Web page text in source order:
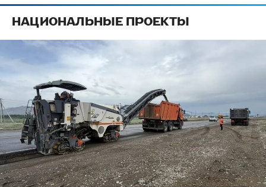
НАЦИОНАЛЬНЫЕ ПРОЕКТЫ